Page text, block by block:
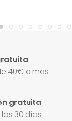
40€ o más
gratuita
30 días